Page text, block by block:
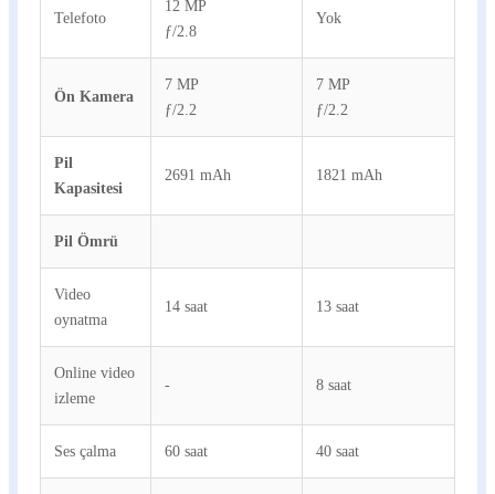
Telefoto
12 MP
ƒ/2.8
Yok
Ön Kamera
7 MP
ƒ/2.2
7 MP
ƒ/2.2
Pil
Kapasitesi
2691 mAh 1821 mAh
Pil Ömrü
Video
oynatma
14 saat 13 saat
Online video
izleme
- 8 saat
Ses çalma 60 saat 40 saat